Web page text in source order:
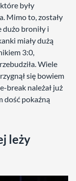
były
Mimo to, zostały
broniły i
miały dużą
3:0,
Wiele
się bowiem
break należał już
dość pokaźną
leży